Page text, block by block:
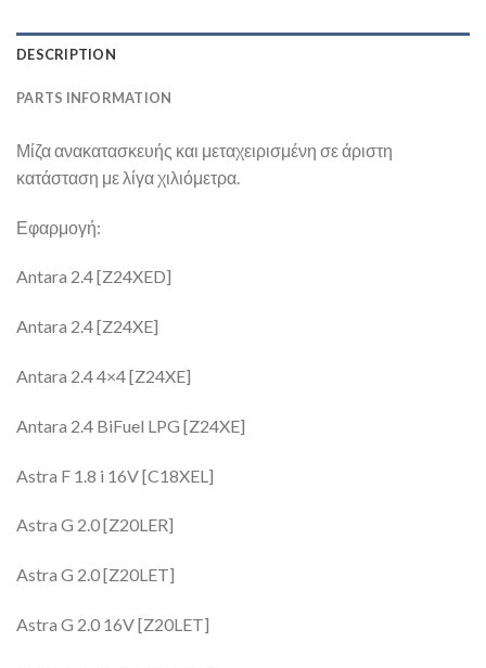
DESCRIPTION
PARTS INFORMATION
Μίζα ανακατασκευής και μεταχειρισμένη σε άριστη
κατάσταση με λίγα χιλιόμετρα.
Εφαρμογή:
Antara 2.4 [Z24XED]
Antara 2.4 [Z24XE]
Antara 2.4 4×4 [Z24XE]
Antara 2.4 BiFuel LPG [Z24XE]
Astra F 1.8 i 16V [C18XEL]
Astra G 2.0 [Z20LER]
Astra G 2.0 [Z20LET]
Astra G 2.0 16V [Z20LET]